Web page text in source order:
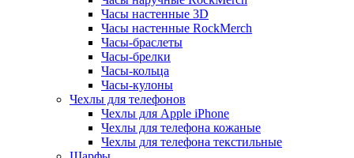
Часы настенные 3D
Часы настенные RockMerch
Часы-браслеты
Часы-брелки
Часы-кольца
Часы-кулоны
Чехлы для телефонов
Чехлы для Apple iPhone
Чехлы для телефона кожаные
Чехлы для телефона текстильные